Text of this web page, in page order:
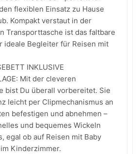
flexiblen Einsatz zu Hause
Kompakt verstaut in der
Transporttasche ist das faltbare
ideale Begleiter für Reisen mit
INKLUSIVE
Mit der cleveren
bist Du überall vorbereitet. Sie
leicht per Clipmechanismus an
befestigen und abnehmen –
und bequemes Wickeln
egal ob auf Reisen mit Baby
Kinderzimmer.